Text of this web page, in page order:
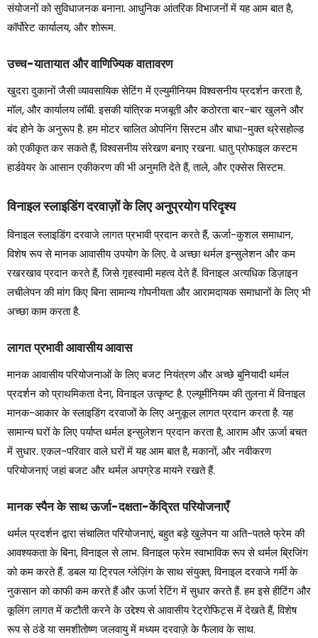
संयोजनों को सुविधाजनक बनाना. आधुनिक आंतरिक विभाजनों में यह आम बात है,
कॉर्पोरेट कार्यालय, और शोरूम.
उच्च-यातायात और वाणिज्यिक वातावरण
खुदरा दुकानों जैसी व्यावसायिक सेटिंग में एल्युमीनियम विश्वसनीय प्रदर्शन करता है,
मॉल, और कार्यालय लॉबी. इसकी यांत्रिक मजबूती और कठोरता बार-बार खुलने और
बंद होने के अनुरूप है. हम मोटर चालित ओपनिंग सिस्टम और बाधा-मुक्त थ्रेसहोल्ड
को एकीकृत कर सकते हैं, विश्वसनीय संरेखण बनाए रखना. धातु प्रोफाइल कस्टम
हार्डवेयर के आसान एकीकरण की भी अनुमति देते हैं, ताले, और एक्सेस सिस्टम.
विनाइल स्लाइडिंग दरवाज़ों के लिए अनुप्रयोग परिदृश्य
विनाइल स्लाइडिंग दरवाजे लागत प्रभावी प्रदान करते हैं, ऊर्जा-कुशल समाधान,
विशेष रूप से मानक आवासीय उपयोग के लिए. वे अच्छा थर्मल इन्सुलेशन और कम
रखरखाव प्रदान करते हैं, जिसे गृहस्वामी महत्व देते हैं. विनाइल अत्यधिक डिज़ाइन
लचीलेपन की मांग किए बिना सामान्य गोपनीयता और आरामदायक समाधानों के लिए भी
अच्छा काम करता है.
लागत प्रभावी आवासीय आवास
मानक आवासीय परियोजनाओं के लिए बजट नियंत्रण और अच्छे बुनियादी थर्मल
प्रदर्शन को प्राथमिकता देना, विनाइल उत्कृष्ट है. एल्यूमीनियम की तुलना में विनाइल
मानक-आकार के स्लाइडिंग दरवाजों के लिए अनुकूल लागत प्रदान करता है. यह
सामान्य घरों के लिए पर्याप्त थर्मल इन्सुलेशन प्रदान करता है, आराम और ऊर्जा बचत
में सुधार. एकल-परिवार वाले घरों में यह आम बात है, मकानों, और नवीकरण
परियोजनाएं जहां बजट और थर्मल अपग्रेड मायने रखते हैं.
मानक स्पैन के साथ ऊर्जा-दक्षता-केंद्रित परियोजनाएँ
थर्मल प्रदर्शन द्वारा संचालित परियोजनाएं, बहुत बड़े खुलेपन या अति-पतले फ्रेम की
आवश्यकता के बिना, विनाइल से लाभ. विनाइल फ्रेम स्वाभाविक रूप से थर्मल ब्रिजिंग
को कम करते हैं. डबल या ट्रिपल ग्लेज़िंग के साथ संयुक्त, विनाइल दरवाजे गर्मी के
नुकसान को काफी कम करते हैं और ऊर्जा रेटिंग में सुधार करते हैं. हम इसे हीटिंग और
कूलिंग लागत में कटौती करने के उद्देश्य से आवासीय रेट्रोफिट्स में देखते हैं, विशेष
रूप से ठंडे या समशीतोष्ण जलवायु में मध्यम दरवाज़े के फैलाव के साथ.